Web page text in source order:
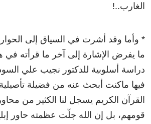
الغارب..!
* وأما وقد أشرت في السياق إلى
ما يفرض الإشارة إلى آخر ما قرأته في
دراسة أسلوبية للدكتور نجيب علي
فيها ماكنت أبحث عنه من فضيلة تأصيلية
القرآن الكريم يسجل لنا الكثير من
قومهم، بل إن الله جلّت عظمته حاور